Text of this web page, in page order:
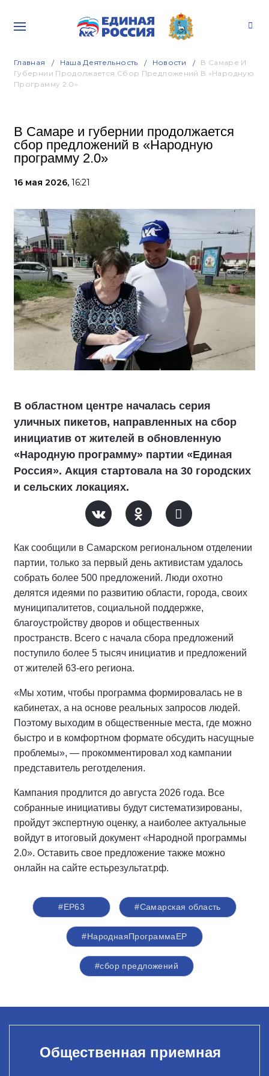
Главная Наша Деятельность Новости
В Самаре И
Губернии Продолжается Сбор Предложений В «Народную
Программу 2.0»
В Самаре и губернии продолжается
сбор предложений в «Народную
программу 2.0»
16 мая 2026, 16:21
В областном центре началась серия
уличных пикетов, направленных на сбор
инициатив от жителей в обновленную
«Народную программу» партии «Единая
Россия». Акция стартовала на 30 городских
и сельских локациях.
Как сообщили в Самарском региональном отделении
партии, только за первый день активистам удалось
собрать более 500 предложений. Люди охотно
делятся идеями по развитию области, города, своих
муниципалитетов, социальной поддержке,
благоустройству дворов и общественных
пространств. Всего с начала сбора предложений
поступило более 5 тысяч инициатив и предложений
от жителей 63-его региона.
«Мы хотим, чтобы программа формировалась не в
кабинетах, а на основе реальных запросов людей.
Поэтому выходим в общественные места, где можно
быстро и в комфортном формате обсудить насущные
проблемы», — прокомментировал ход кампании
представитель реготделения.
Кампания продлится до августа 2026 года. Все
собранные инициативы будут систематизированы,
пройдут экспертную оценку, а наиболее актуальные
войдут в итоговый документ «Народной программы
2.0». Оставить свое предложение также можно
онлайн на сайте естьрезультат.рф.
#ЕР63 #Самарская область
#НароднаяПрограммаЕР
#сбор предложений
Общественная приемная